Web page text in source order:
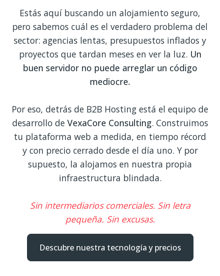
Estás aquí buscando un alojamiento seguro,
pero sabemos cuál es el verdadero problema del
sector: agencias lentas, presupuestos inflados y
proyectos que tardan meses en ver la luz. Un
buen servidor no puede arreglar un código
mediocre.
Por eso, detrás de B2B Hosting está el equipo de
desarrollo de VexaCore Consulting. Construimos
tu plataforma web a medida, en tiempo récord
y con precio cerrado desde el día uno. Y por
supuesto, la alojamos en nuestra propia
infraestructura blindada.
Sin intermediarios comerciales. Sin letra
pequeña. Sin excusas.
Descubre nuestra tecnología y precios